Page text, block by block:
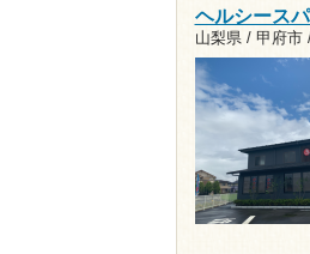
ヘルシース
山梨県 / 甲府市